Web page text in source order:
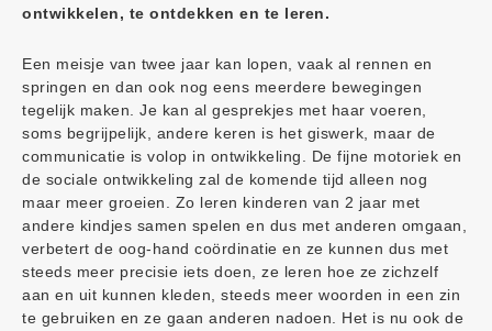
ontwikkelen, te ontdekken en te leren.
Een meisje van twee jaar kan lopen, vaak al rennen en
springen en dan ook nog eens meerdere bewegingen
tegelijk maken. Je kan al gesprekjes met haar voeren,
soms begrijpelijk, andere keren is het giswerk, maar de
communicatie is volop in ontwikkeling. De fijne motoriek en
de sociale ontwikkeling zal de komende tijd alleen nog
maar meer groeien. Zo leren kinderen van 2 jaar met
andere kindjes samen spelen en dus met anderen omgaan,
verbetert de oog-hand coördinatie en ze kunnen dus met
steeds meer precisie iets doen, ze leren hoe ze zichzelf
aan en uit kunnen kleden, steeds meer woorden in een zin
te gebruiken en ze gaan anderen nadoen. Het is nu ook de